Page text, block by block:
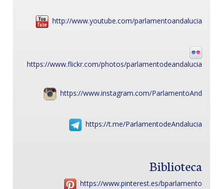
http://www.youtube.com/parlamentoandalucia
https://www.flickr.com/photos/parlamentodeandalucia
https://www.instagram.com/ParlamentoAnd
https://t.me/ParlamentodeAndalucia
Biblioteca
https://www.pinterest.es/bparlamento